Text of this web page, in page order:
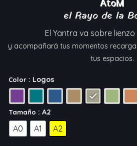
AtoM
el Rayo de la
El Yantra va sobre
y acompañará tus momentos
tus espacios.
Color : Logos
Tamaño : A2
A0 A1 A2